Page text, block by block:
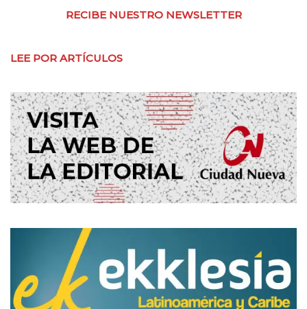
RECIBE NUESTRO NEWSLETTER
LEE POR ARTÍCULOS